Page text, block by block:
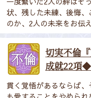
状、残した未練、後悔
のか、2人の未来をお伝
切実不倫
成就22項
貫く覚悟があるならば